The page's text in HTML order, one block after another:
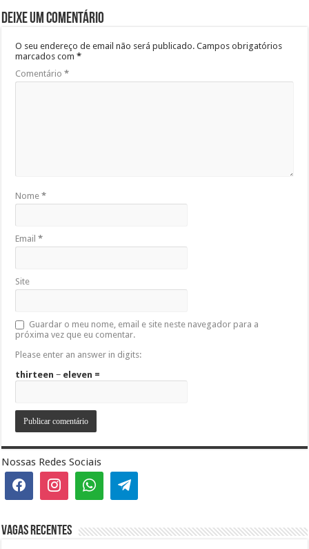
Deixe um comentário
O seu endereço de email não será publicado. Campos obrigatórios
marcados com*
Comentário*
Nome*
Email*
Site
Guardar o meu nome, email e site neste navegador para a
próxima vez que eu comentar.
Please enter an answer in digits:
thirteen − eleven =
Nossas Redes Sociais
Vagas recentes